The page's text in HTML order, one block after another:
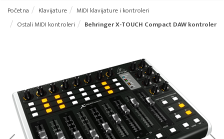
Početna Klavijature
MIDI klavijature i kontroleri
Ostali MIDI kontroleri
Behringer X-TOUCH Compact DAW kontroler